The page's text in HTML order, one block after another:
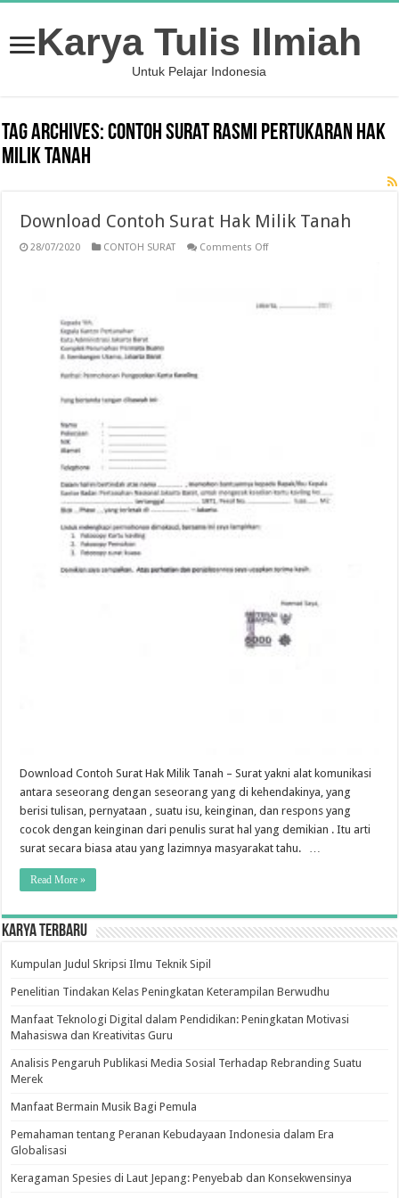
Karya Tulis Ilmiah
Untuk Pelajar Indonesia
Tag Archives:contoh surat rasmi pertukaran hak
milik tanah
Download Contoh Surat Hak Milik Tanah
28/07/2020 CONTOH SURAT Comments Offon
Milik
Download Contoh Surat Hak Milik Tanah – Surat yakni alat komunikasi
antara seseorang dengan seseorang yang di kehendakinya, yang
berisi tulisan, pernyataan , suatu isu, keinginan, dan respons yang
cocok dengan keinginan dari penulis surat hal yang demikian . Itu arti
surat secara biasa atau yang lazimnya masyarakat tahu. …
Read More »
Karya Terbaru
Kumpulan Judul Skripsi Ilmu Teknik Sipil
Penelitian Tindakan Kelas Peningkatan Keterampilan Berwudhu
Manfaat Teknologi Digital dalam Pendidikan: Peningkatan Motivasi
Mahasiswa dan Kreativitas Guru
Analisis Pengaruh Publikasi Media Sosial Terhadap Rebranding Suatu
Merek
Manfaat Bermain Musik Bagi Pemula
Pemahaman tentang Peranan Kebudayaan Indonesia dalam Era
Globalisasi
Keragaman Spesies di Laut Jepang: Penyebab dan Konsekwensinya